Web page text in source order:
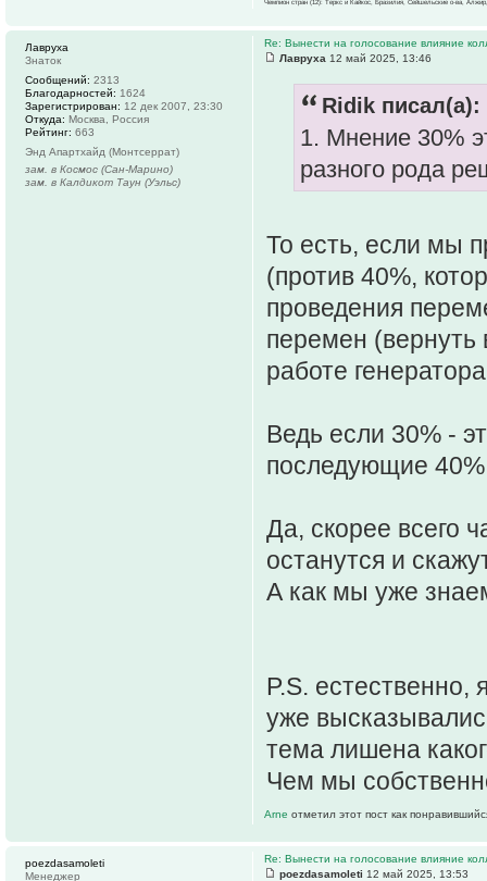
Чемпион стран (12): Теркс и Кайкос, Бразилия, Сейшельские о-ва,
Re: Вынести на голосование влияние
Лавруха 12 май 2025, 13:46
Ridik писал(а):
1. Мнение 30%
разного рода
То есть, если мы
(против 40%,
проведения
перемен (вернуть
работе
Ведь если 30% -
последующие
Да, скорее всего
останутся и
А как мы уже
P.S.
уже
тема лишена
Чем мы
Arne отметил этот пост как
Лавруха
Знаток
Сообщений: 2313
Благодарностей: 1624
Зарегистрирован: 12 дек 2007, 23:30
Откуда: Москва, Россия
Рейтинг: 663
Энд Апартхайд (Монтсеррат)
зам. в Космос (Сан-Марино)
зам. в Калдикот Таун (Уэльс)
Re: Вынести на голосование влияние
poezdasamoleti 12 май 2025, 13:53
poezdasamoleti
Менеджер